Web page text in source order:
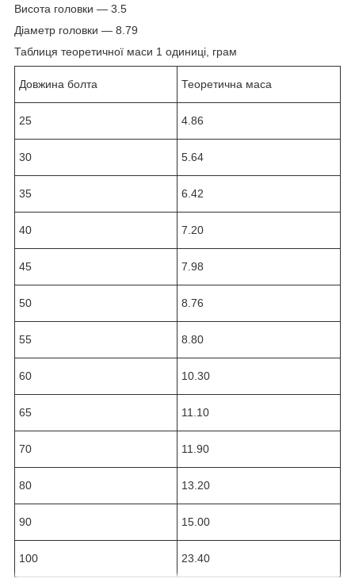
Висота головки — 3.5
Діаметр головки — 8.79
Таблиця теоретичної маси 1 одиниці, грам
Довжина болта Теоретична маса
25 4.86
30 5.64
35 6.42
40 7.20
45 7.98
50 8.76
55 8.80
60 10.30
65 11.10
70 11.90
80 13.20
90 15.00
100 23.40